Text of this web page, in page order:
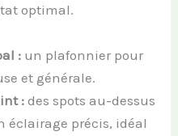
optimal.
: un plafonnier pour
et générale.
:des spots au-dessus
éclairage précis, idéal